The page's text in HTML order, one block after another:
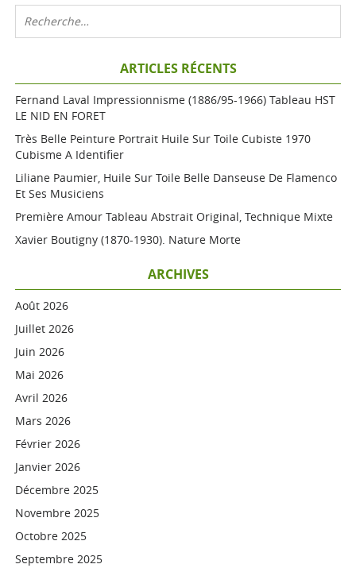
ARTICLES RÉCENTS
Fernand Laval Impressionnisme (1886/95-1966) Tableau HST
LE NID EN FORET
Très Belle Peinture Portrait Huile Sur Toile Cubiste 1970
Cubisme A Identifier
Liliane Paumier, Huile Sur Toile Belle Danseuse De Flamenco
Et Ses Musiciens
Première Amour Tableau Abstrait Original, Technique Mixte
Xavier Boutigny (1870-1930). Nature Morte
ARCHIVES
Août 2026
Juillet 2026
Juin 2026
Mai 2026
Avril 2026
Mars 2026
Février 2026
Janvier 2026
Décembre 2025
Novembre 2025
Octobre 2025
Septembre 2025